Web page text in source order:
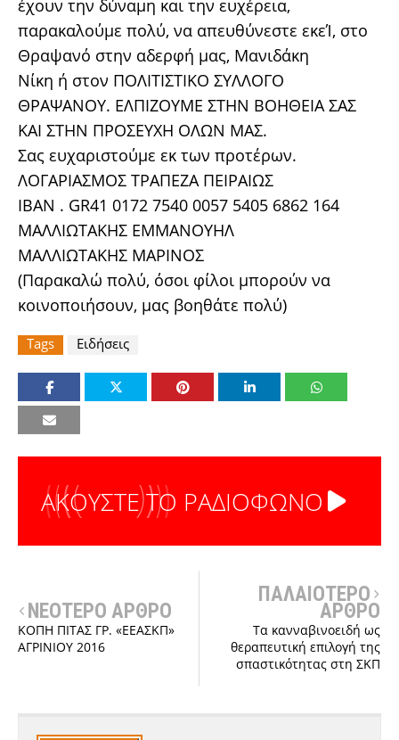
έχουν την δύναμη και την ευχέρεια,
παρακαλούμε πολύ, να απευθύνεστε εκεΊ, στο
Θραψανό στην αδερφή μας, Μανιδάκη
Νίκη ή στον ΠΟΛΙΤΙΣΤΙΚΟ ΣΥΛΛΟΓΟ
ΘΡΑΨΑΝΟΥ. ΕΛΠΙΖΟΥΜΕ ΣΤΗΝ ΒΟΗΘΕΙΑ ΣΑΣ
ΚΑΙ ΣΤΗΝ ΠΡΟΣΕΥΧΗ ΟΛΩΝ ΜΑΣ.
Σας ευχαριστούμε εκ των προτέρων.
ΛΟΓΑΡΙΑΣΜΟΣ ΤΡΑΠΕΖΑ ΠΕΙΡΑΙΩΣ
IBAN . GR41 0172 7540 0057 5405 6862 164
ΜΑΛΛΙΩΤΑΚΗΣ ΕΜΜΑΝΟΥΗΛ
ΜΑΛΛΙΩΤΑΚΗΣ ΜΑΡΙΝΟΣ
(Παρακαλώ πολύ, όσοι φίλοι μπορούν να
κοινοποιήσουν, μας βοηθάτε πολύ)
Tags Ειδήσεις
ΑΚΟΥΣΤΕ ΤΟ ΡΑΔΙΟΦΩΝΟ
ΝΕΟΤΕΡΟ ΑΡΘΡΟ
ΚΟΠΗ ΠΙΤΑΣ ΓΡ. «ΕΕΑΣΚΠ»
ΑΓΡΙΝΙΟΥ 2016
ΠΑΛΑΙΟΤΕΡΟ
ΑΡΘΡΟ
Tα κανναβινοειδή ως
θεραπευτική επιλογή της
σπαστικότητας στη ΣΚΠ